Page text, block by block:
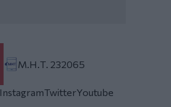
Μ.Η.Τ. 232065
InstagramTwitterYoutube